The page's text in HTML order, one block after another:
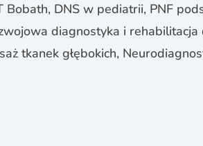
Bobath, DNS w pediatrii, PNF
diagnostyka i rehabilitacja
tkanek głębokich,